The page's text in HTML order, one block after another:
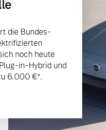
die Bundes-
noch heute
in-Hybrid und
6.000 €⁠*.